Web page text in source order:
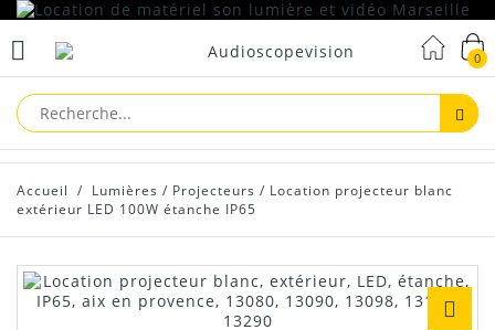
0
Accueil / Lumières / Projecteurs / Location projecteur blanc
extérieur LED 100W étanche IP65